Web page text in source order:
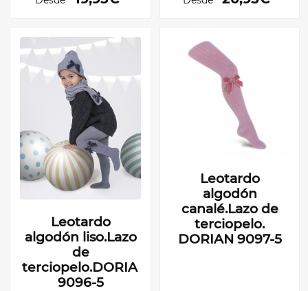
Leotardo
algodón liso.Lazo
de
terciopelo.DORIAN
9096-5
Leotardo
algodón
canalé.Lazo de
terciopelo.
DORIAN 9097-5